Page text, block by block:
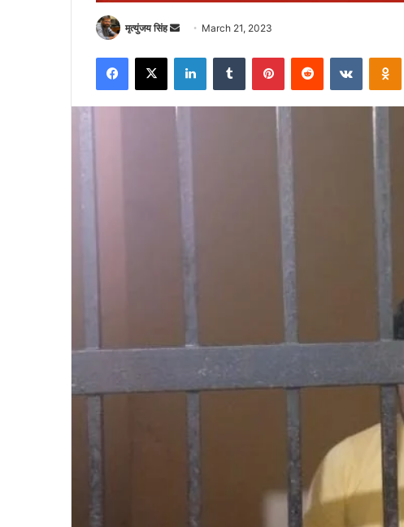
मृत्युंजय सिंह
Send
email
March 21, 2023
Facebook
X LinkedInTumblr PinterestReddit